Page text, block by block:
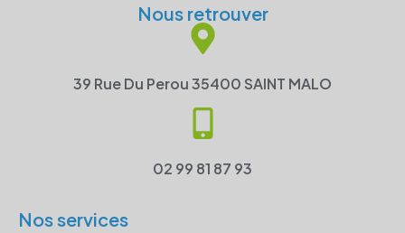
Nous retrouver
39 Rue Du Perou 35400 SAINT MALO
02 99 81 87 93
Nos services